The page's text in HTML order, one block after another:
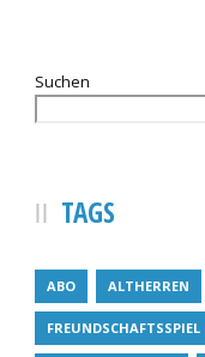
Suchen
TAGS
ABO ALTHERREN
FREUNDSCHAFTSSPIEL